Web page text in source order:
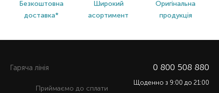
Безкоштовна
доставка*
Широкий
асортимент
Оригінальна
продукція
Гаряча лiнiя 0 800 508 880
Щоденно з 9:00 до 21:00
Приймаємо до сплати